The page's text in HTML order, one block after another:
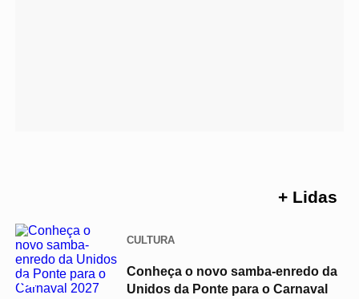
+ Lidas
01
CULTURA
Conheça o novo samba-enredo da
Unidos da Ponte para o Carnaval